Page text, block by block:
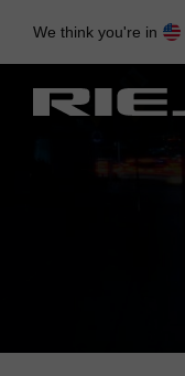
content
We think you're in